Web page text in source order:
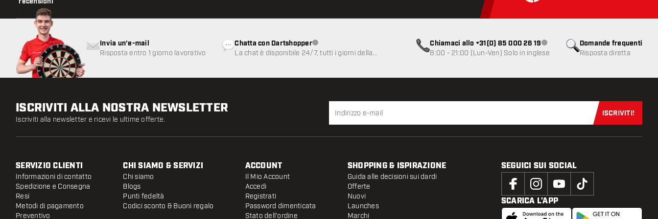
Domande frequenti
Risposta diretta
Invia un'e-mail
Risposta entro 1 giorno lavorativo
Chatta con DartshopperServizio clienti non disponibile
La chat è disponibile 24/7, tutti i giorni della
Chiamaci allo +31(0) 85 000 26 19Servizio clienti non disponibile
8:00 - 21:00 (Lun-Ven) Solo in inglese
ISCRIVITI ALLA NOSTRA NEWSLETTER
Iscriviti alla newsletter e ricevi le ultime offerte.
Iscriviti
ISCRIVITI!
SERVIZIO CLIENTI
Informazioni di contatto
Spedizione e Consegna
Resi
Metodi di pagamento
Preventivo
CHI SIAMO & SERVIZI
Chi siamo
Blogs
Punti fedeltà
Codici sconto & Buoni regalo
ACCOUNT
Il Mio Account
Accedi
Registrati
Password dimenticata
Stato dell'ordine
SHOPPING & ISPIRAZIONE
Guida alle decisioni sui dardi
Offerte
Nuovi
Launches
Marchi
SEGUICI SUI SOCIAL
SCARICA L’APP